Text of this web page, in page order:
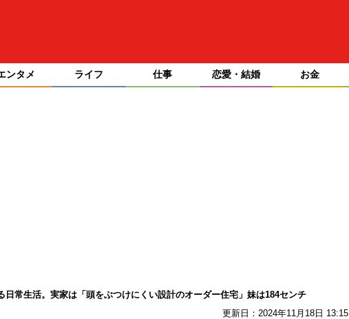
ンタメ ライフ 仕事 恋愛・結婚 お金
日常生活。実家は「頭をぶつけにくい設計のオーダー住宅」妹は184センチ
更新日：2024年11月18日 13:15